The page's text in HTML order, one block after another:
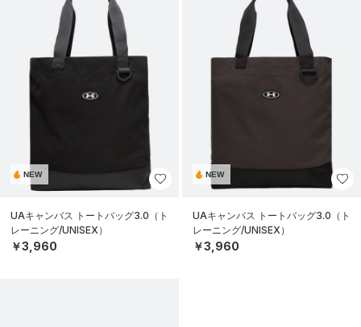
NEW
UAキャンバス トートバッグ3.0（ト
レーニング/UNISEX）
￥3,960
NEW
UAキャンバス トートバッグ3.0（ト
レーニング/UNISEX）
￥3,960